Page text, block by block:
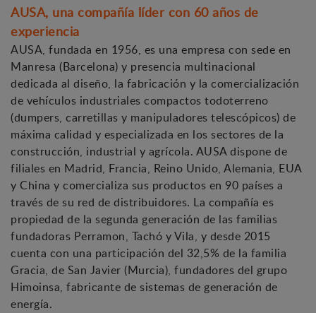
AUSA, una compañía líder con 60 años de
experiencia
AUSA, fundada en 1956, es una empresa con sede en
Manresa (Barcelona) y presencia multinacional
dedicada al diseño, la fabricación y la comercialización
de vehículos industriales compactos todoterreno
(dumpers, carretillas y manipuladores telescópicos) de
máxima calidad y especializada en los sectores de la
construcción, industrial y agrícola. AUSA dispone de
filiales en Madrid, Francia, Reino Unido, Alemania, EUA
y China y comercializa sus productos en 90 países a
través de su red de distribuidores. La compañía es
propiedad de la segunda generación de las familias
fundadoras Perramon, Tachó y Vila, y desde 2015
cuenta con una participación del 32,5% de la familia
Gracia, de San Javier (Murcia), fundadores del grupo
Himoinsa, fabricante de sistemas de generación de
energía.